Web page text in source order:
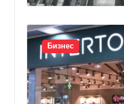
Бизнес